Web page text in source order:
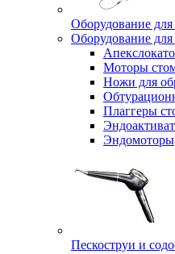
Оборудование
Оборудование
Моторы
Ножи для
Плаггеры
Эндомоторы
Пескоструи и